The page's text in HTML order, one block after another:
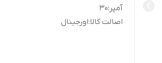
آمپر :
30
اصالت کالا:اورجینال